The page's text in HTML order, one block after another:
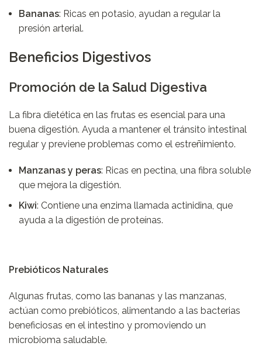
Bananas: Ricas en potasio, ayudan a regular la
presión arterial.
Beneficios Digestivos
Promoción de la Salud Digestiva
La fibra dietética en las frutas es esencial para una
buena digestión. Ayuda a mantener el tránsito intestinal
regular y previene problemas como el estreñimiento.
Manzanas y peras: Ricas en pectina, una fibra soluble
que mejora la digestión.
Kiwi: Contiene una enzima llamada actinidina, que
ayuda a la digestión de proteínas.
Prebióticos Naturales
Algunas frutas, como las bananas y las manzanas,
actúan como prebióticos, alimentando a las bacterias
beneficiosas en el intestino y promoviendo un
microbioma saludable.